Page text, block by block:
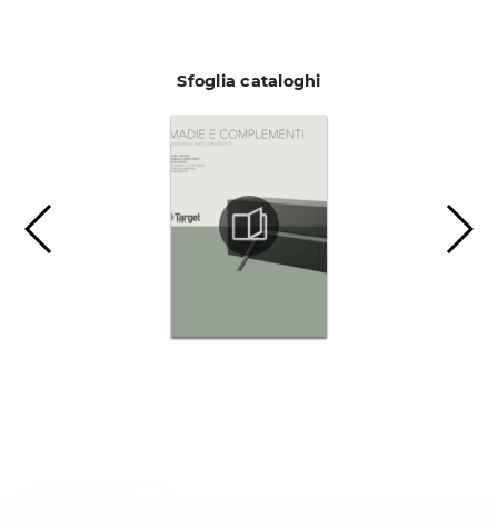
Sfoglia cataloghi